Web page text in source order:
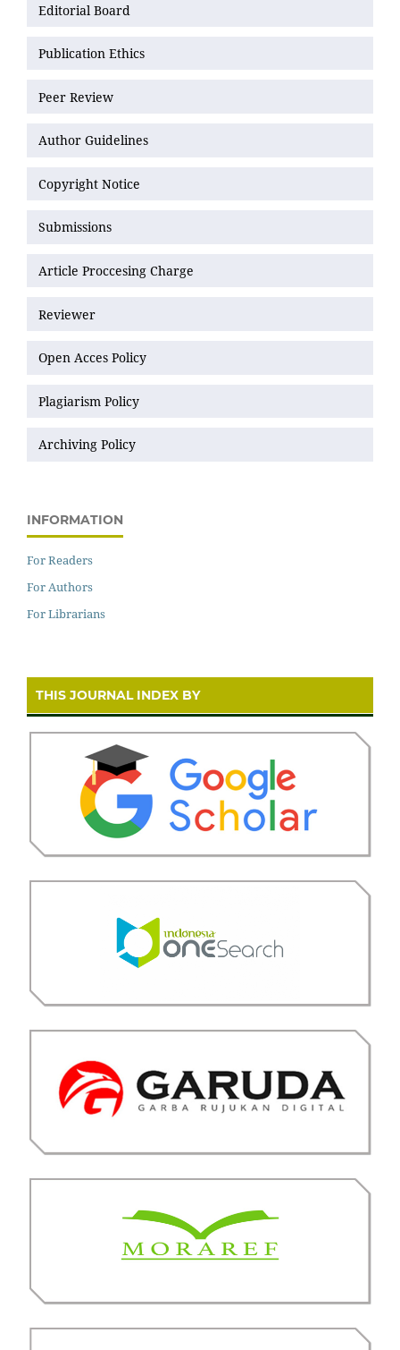
Editorial Board
Publication Ethics
Peer Review
Author Guidelines
Copyright Notice
Submissions
Article Proccesing Charge
Reviewer
Open Acces Policy
Plagiarism Policy
Archiving Policy
INFORMATION
For Readers
For Authors
For Librarians
THIS JOURNAL INDEX BY